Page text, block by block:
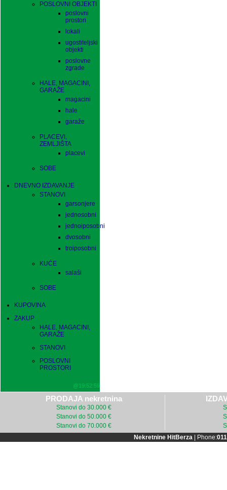
POSLOVNI OBJEKTI
poslovni
prostori
lokali
ugostiteljski
objekti
poslovne
zgrade
HALE, MAGACINI,
GARAŽE
magacini
hale
garaže
PLACEVI,
ZEMLJIŠTA
placevi
SOBE
DNEVNO IZDAVANJE
STANOVI
garsonjere
jednosobni
jednoiposobni
dvosobni
troiposobni
KUĆE
salaši
SOBE
KUPOVINA
ZAKUP
HALE, MAGACINI,
GARAŽE
STANOVI
POSLOVNI
PROSTORI
@19:52:59
PRODAJA nekretnina
Stanovi do 30.000 €
Stanovi do 50.000 €
Stanovi do 70.000 €
Nekretnine HitBerza| Phone: